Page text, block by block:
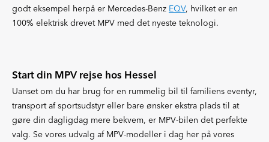
godt eksempel herpå er Mercedes-Benz EQV, hvilket er en
100% elektrisk drevet MPV med det nyeste teknologi.
Start din MPV rejse hos Hessel
Uanset om du har brug for en rummelig bil til familiens eventyr,
transport af sportsudstyr eller bare ønsker ekstra plads til at
gøre din dagligdag mere bekvem, er MPV-bilen det perfekte
valg. Se vores udvalg af MPV-modeller i dag her på vores